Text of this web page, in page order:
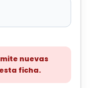
nuevas
ficha.